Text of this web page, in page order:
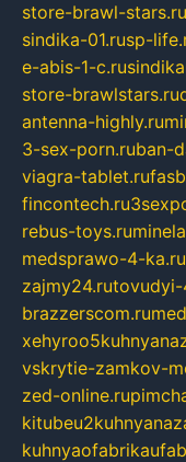
store-brawl-stars.ru
sindika-01.rusp-
e-abis-1-c.ru
store-brawlstars.ru
antenna-highly.ru
3-sex-porn.ruban-
viagra-tablet.ru
fincontech.ru
rebus-toys.ru
medsprawo-4-ka.ru
zajmy24.rutovudyi-
brazzerscom.ru
vskrytie-zamkov-
zed-online.ru